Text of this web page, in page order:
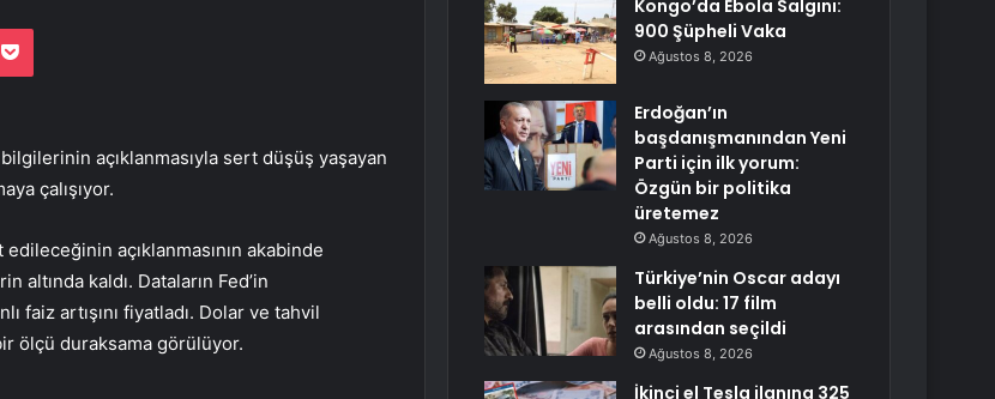
Pocket
açıklanmasıyla sert düşüş yaşayan
çalışıyor.
açıklanmasının akabinde
altında kaldı. Dataların Fed’in
faiz artışını fiyatladı. Dolar ve tahvil
ölçü duraksama görülüyor.
Kongo’da Ebola Salgını:
900 Şüpheli Vaka
Ağustos 8, 2026
Erdoğan’ın
başdanışmanından Yeni
Parti için ilk yorum:
Özgün bir politika
üretemez
Ağustos 8, 2026
Türkiye’nin Oscar adayı
belli oldu: 17 film
arasından seçildi
Ağustos 8, 2026
İkinci el Tesla ilanına 325